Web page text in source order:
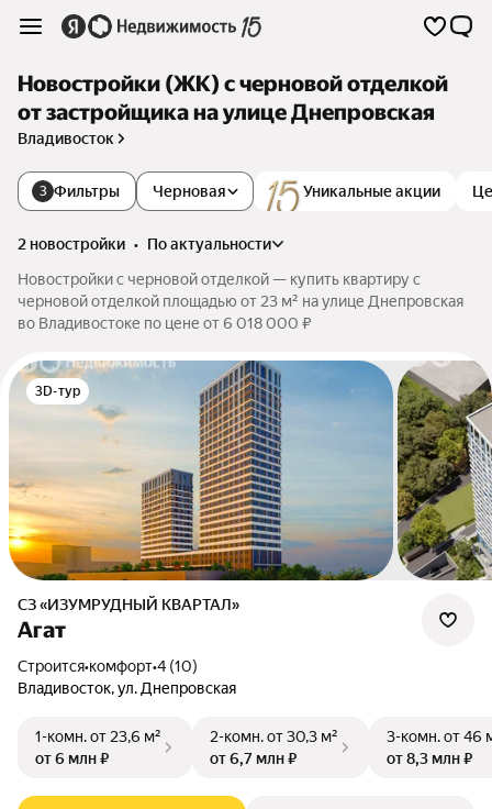
Новостройки (ЖК) с черновой отделкой
от застройщика на улице Днепровская
Владивосток
3 Фильтры Уникальные акции
Черновая
2 новостройки •
по актуальности
Новостройки с черновой отделкой — купить квартиру с
черновой отделкой площадью от 23 м² на улице Днепровская
во Владивостоке по цене от 6 018 000 ₽
3D-тур
СЗ «ИЗУМРУДНЫЙ КВАРТАЛ»
Агат
Строится•комфорт•4 (10)
Владивосток, ул. Днепровская
1-комн.от 23,6 м²
от 6 млн ₽
2-комн.от 30,3 м²
от 6,7 млн ₽
3-комн.от 46
от 8,3 млн ₽